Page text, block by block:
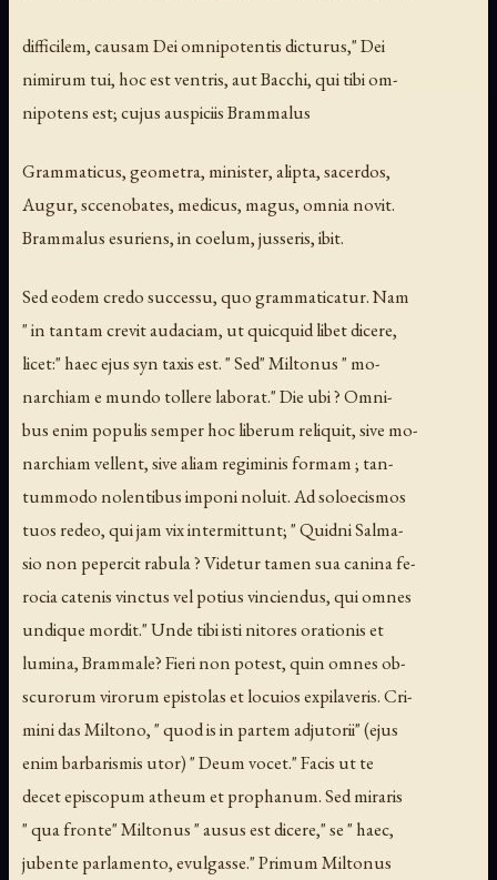
difficilem, causam Dei omnipotentis dicturus," Dei
nimirum tui, hoc est ventris, aut Bacchi, qui tibi om-
nipotens est; cujus auspiciis Brammalus
Grammaticus, geometra, minister, alipta, sacerdos,
Augur, sccenobates, medicus, magus, omnia novit.
Brammalus esuriens, in coelum, jusseris, ibit.
Sed eodem credo successu, quo grammaticatur. Nam
" in tantam crevit audaciam, ut quicquid libet dicere,
licet:" haec ejus syn taxis est. " Sed" Miltonus " mo-
narchiam e mundo tollere laborat." Die ubi ? Omni-
bus enim populis semper hoc liberum reliquit, sive mo-
narchiam vellent, sive aliam regiminis formam ; tan-
tummodo nolentibus imponi noluit. Ad soloecismos
tuos redeo, qui jam vix intermittunt; " Quidni Salma-
sio non pepercit rabula ? Videtur tamen sua canina fe-
rocia catenis vinctus vel potius vinciendus, qui omnes
undique mordit." Unde tibi isti nitores orationis et
lumina, Brammale? Fieri non potest, quin omnes ob-
scurorum virorum epistolas et locuios expilaveris. Cri-
mini das Miltono, " quod is in partem adjutorii" (ejus
enim barbarismis utor) " Deum vocet." Facis ut te
decet episcopum atheum et prophanum. Sed miraris
" qua fronte" Miltonus " ausus est dicere," se " haec,
jubente parlamento, evulgasse." Primum Miltonus